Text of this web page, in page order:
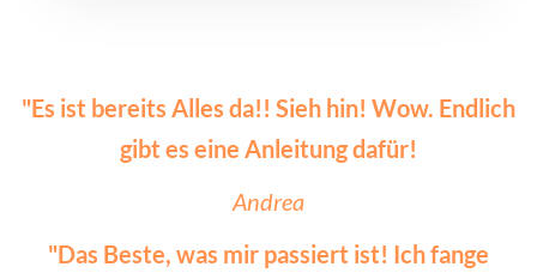
"Es ist bereits Alles da!! Sieh hin! Wow. Endlich
gibt es eine Anleitung dafür!
Andrea
"Das Beste, was mir passiert ist! Ich fange